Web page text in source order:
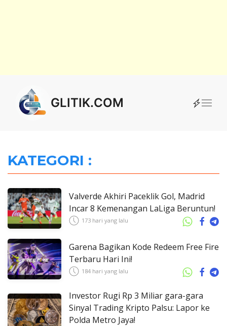
GLITIK.COM
KATEGORI :
Valverde Akhiri Paceklik Gol, Madrid
Incar 8 Kemenangan LaLiga Beruntun!
173 hari yang lalu
Garena Bagikan Kode Redeem Free Fire
Terbaru Hari Ini!
184 hari yang lalu
Investor Rugi Rp 3 Miliar gara-gara
Sinyal Trading Kripto Palsu: Lapor ke
Polda Metro Jaya!